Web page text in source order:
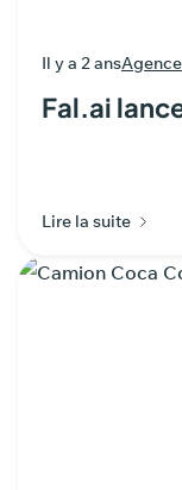
Il y a 2 ansAgence
Fal.ai
Lire la suite